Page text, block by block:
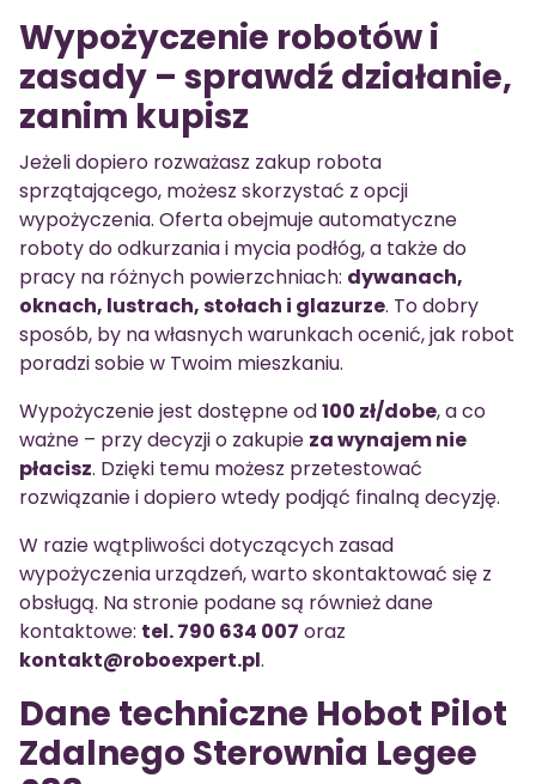
Wypożyczenie robotów i
zasady – sprawdź działanie,
zanim kupisz
Jeżeli dopiero rozważasz zakup robota
sprzątającego, możesz skorzystać z opcji
wypożyczenia. Oferta obejmuje automatyczne
roboty do odkurzania i mycia podłóg, a także do
pracy na różnych powierzchniach: dywanach,
oknach, lustrach, stołach i glazurze. To dobry
sposób, by na własnych warunkach ocenić, jak robot
poradzi sobie w Twoim mieszkaniu.
Wypożyczenie jest dostępne od100 zł/dobe, a co
ważne – przy decyzji o zakupie za wynajem nie
płacisz. Dzięki temu możesz przetestować
rozwiązanie i dopiero wtedy podjąć finalną decyzję.
W razie wątpliwości dotyczących zasad
wypożyczenia urządzeń, warto skontaktować się z
obsługą. Na stronie podane są również dane
kontaktowe: tel. 790 634 007 oraz
kontakt@roboexpert.pl.
Dane techniczne Hobot Pilot
Zdalnego Sterownia Legee